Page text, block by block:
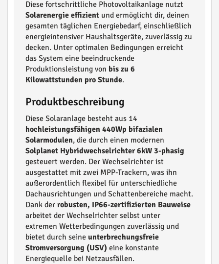
Diese fortschrittliche Photovoltaikanlage nutzt
Solarenergie effizient und ermöglicht dir, deinen
gesamten täglichen Energiebedarf, einschließlich
energieintensiver Haushaltsgeräte, zuverlässig zu
decken. Unter optimalen Bedingungen erreicht
das System eine beeindruckende
Produktionsleistung von bis zu 6
Kilowattstunden pro Stunde.
Produktbeschreibung
Diese Solaranlage besteht aus 14
hochleistungsfähigen 440Wp bifazialen
Solarmodulen, die durch einen modernen
Solplanet Hybridwechselrichter 6kW 3-phasig
gesteuert werden. Der Wechselrichter ist
ausgestattet mit zwei MPP-Trackern, was ihn
außerordentlich flexibel für unterschiedliche
Dachausrichtungen und Schattenbereiche macht.
Dank der robusten, IP66-zertifizierten Bauweise
arbeitet der Wechselrichter selbst unter
extremen Wetterbedingungen zuverlässig und
bietet durch seine unterbrechungsfreie
Stromversorgung (USV) eine konstante
Energiequelle bei Netzausfällen.